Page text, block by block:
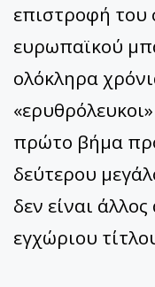
επιστροφή
ευρωπαϊκού
ολόκληρα
πρώτο βήμα
δεύτερου
δεν είναι
εγχώριου